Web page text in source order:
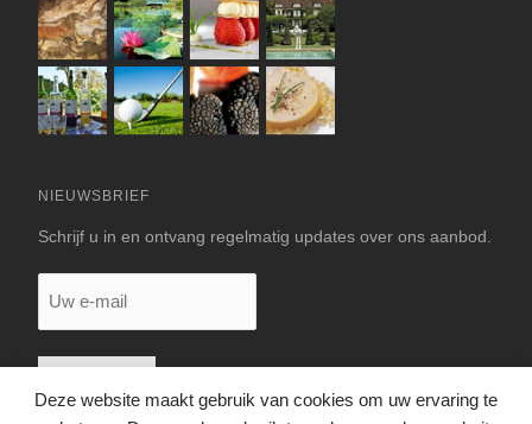
Deze website maakt gebruik van cookies om uw ervaring te
NIEUWSBRIEF
Schrijf u in en ontvang regelmatig updates over ons aanbod.
e-